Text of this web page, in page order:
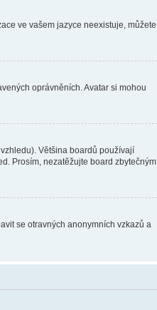
ve vašem jazyce neexistuje, můžete
oprávněních. Avatar si mohou
Většina boardů používají
Prosím, nezatěžujte board zbytečným
se otravných anonymních vzkazů a